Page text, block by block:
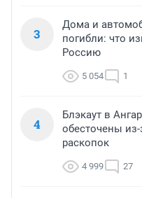
3
Дома и
погибли: что
Россию
5 054 1
4
Блэкаут в
обесточены
раскопок
4 999 27